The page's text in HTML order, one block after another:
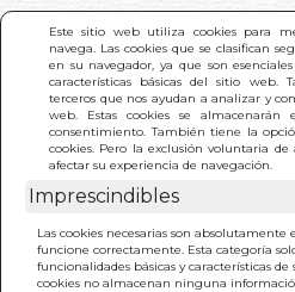
Este sitio web utiliza cookies para
navega. Las cookies que se clasifican
en su navegador, ya que son
características básicas del sitio web.
terceros que nos ayudan a analizar y
web. Estas cookies se
consentimiento. También tiene la
cookies. Pero la exclusión voluntaria de
afectar su experiencia de navegación.
Imprescindibles
Las cookies necesarias son
funcione correctamente. Esta categoría
funcionalidades básicas y características
cookies no almacenan ninguna
INICIO > SENDA DEL